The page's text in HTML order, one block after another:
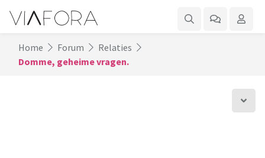
Home Forum
Relaties
Domme, geheime vragen.